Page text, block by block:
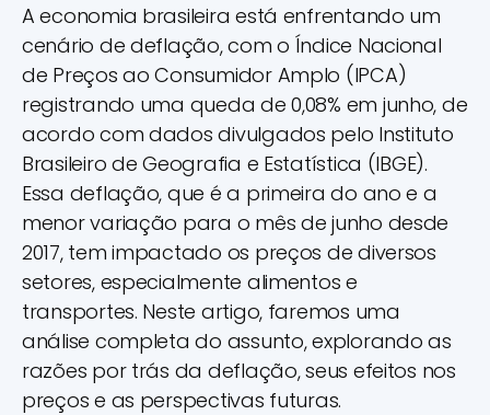
A economia brasileira está enfrentando um
cenário de deflação, com o Índice Nacional
de Preços ao Consumidor Amplo (IPCA)
registrando uma queda de 0,08% em junho, de
acordo com dados divulgados pelo Instituto
Brasileiro de Geografia e Estatística (IBGE).
Essa deflação, que é a primeira do ano e a
menor variação para o mês de junho desde
2017, tem impactado os preços de diversos
setores, especialmente alimentos e
transportes. Neste artigo, faremos uma
análise completa do assunto, explorando as
razões por trás da deflação, seus efeitos nos
preços e as perspectivas futuras.